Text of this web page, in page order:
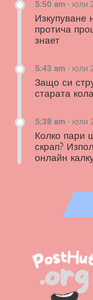
5:50 am - юли
Изкупуване
протича
знает
5:43 am - юли
Защо си
старата
5:38 am - юли
Колко пари
скрап?
онлайн